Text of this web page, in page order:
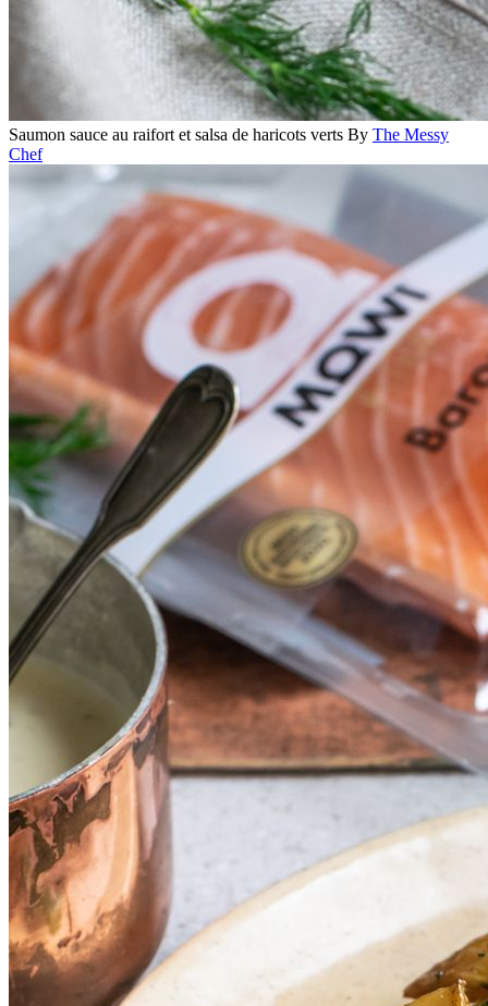
Saumon sauce au raifort et salsa de haricots verts By The Messy
Chef